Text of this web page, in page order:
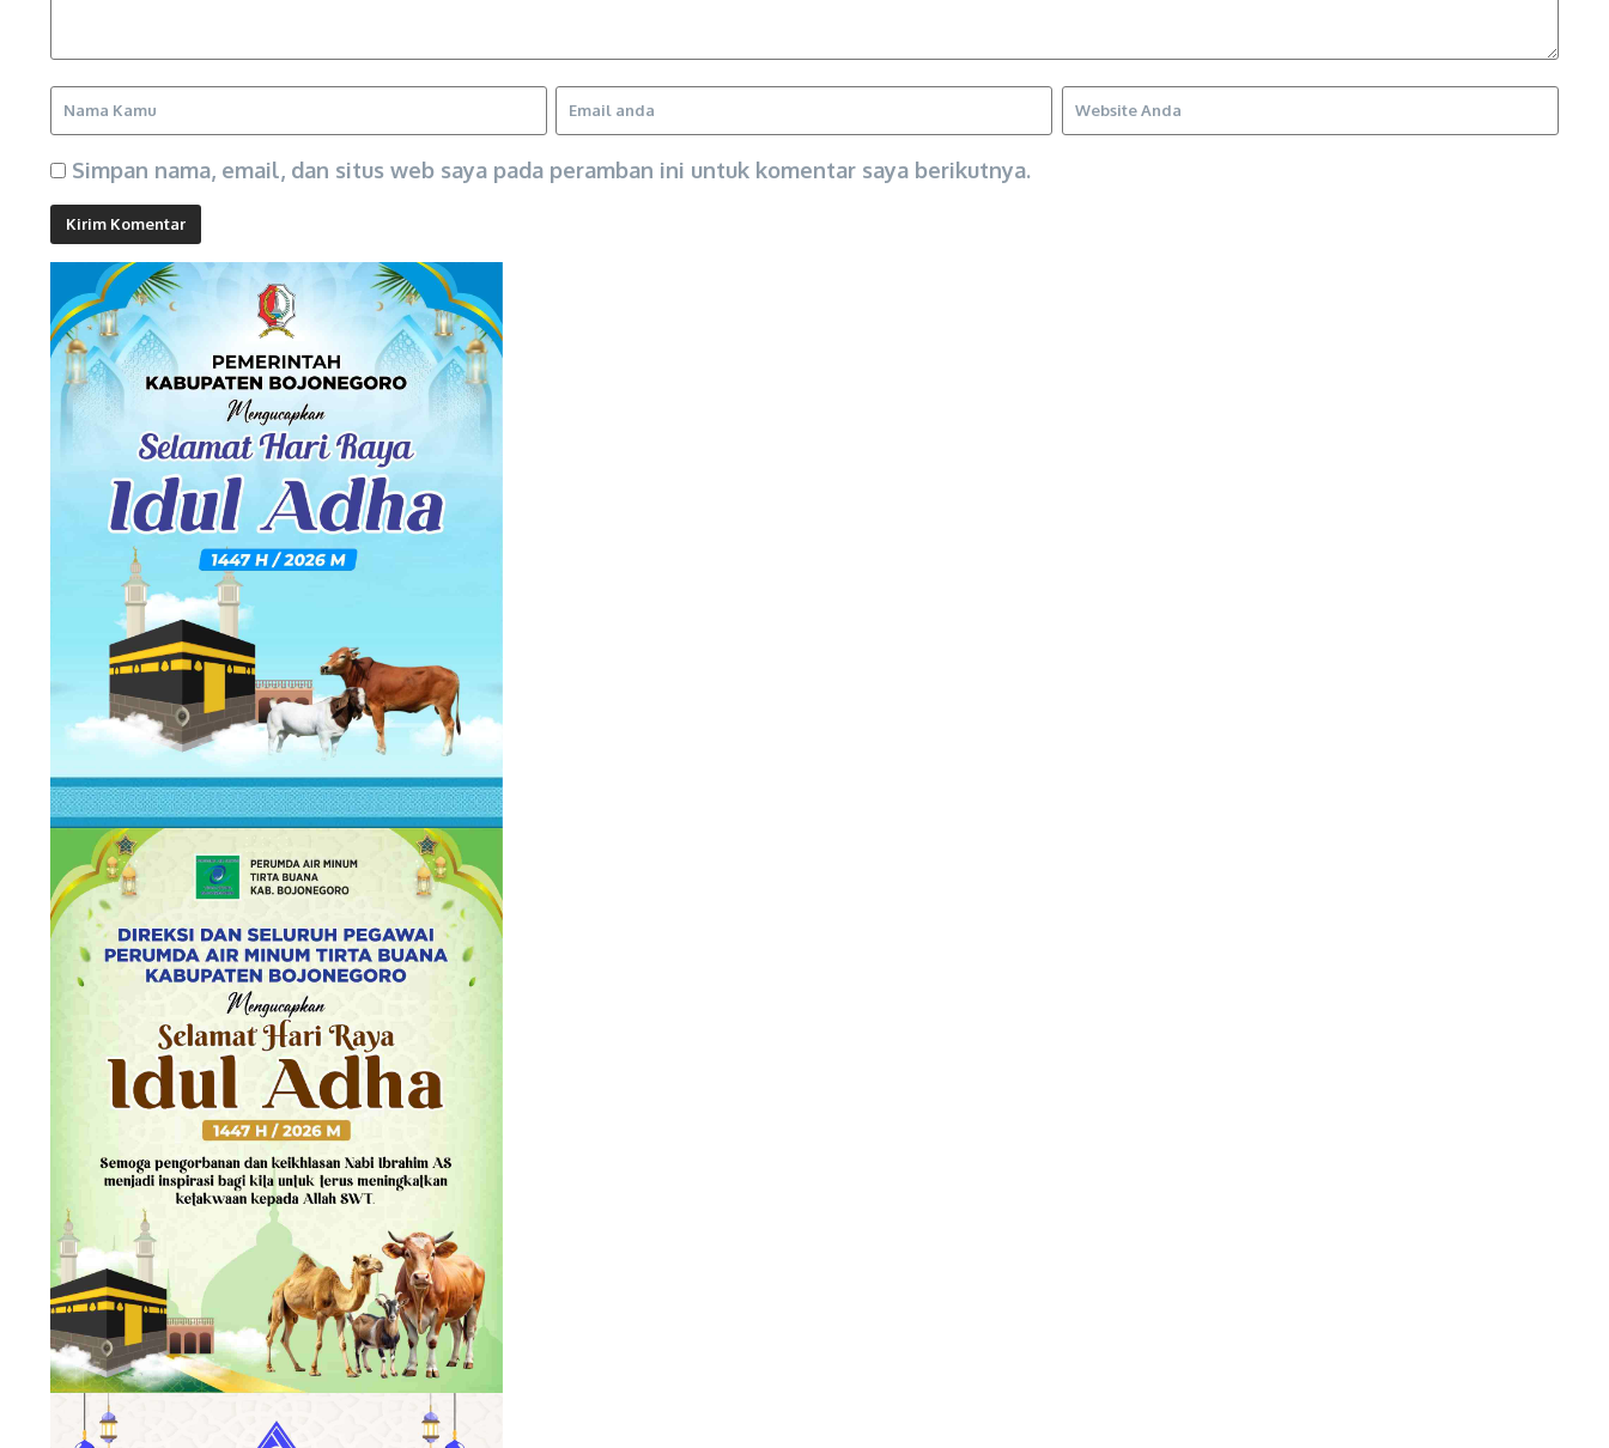
Simpan nama, email, dan situs web saya pada peramban ini untuk komentar saya berikutnya.